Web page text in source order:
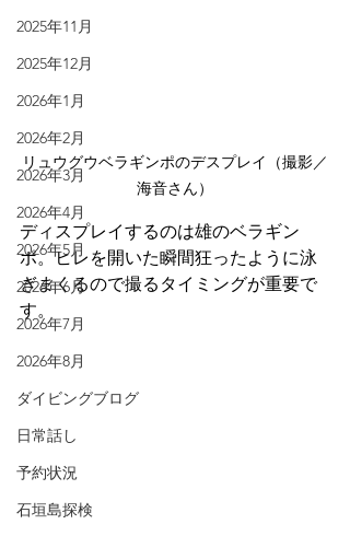
2025年11月
2025年12月
2026年1月
2026年2月
2026年3月
2026年4月
2026年5月
2026年6月
2026年7月
2026年8月
ダイビングブログ
日常話し
予約状況
石垣島探検
リュウグウベラギンポのデスプレイ（撮影／
海音さん）
ディスプレイするのは雄のベラギン
ポ。ヒレを開いた瞬間狂ったように泳
ぎまくるので撮るタイミングが重要で
す。